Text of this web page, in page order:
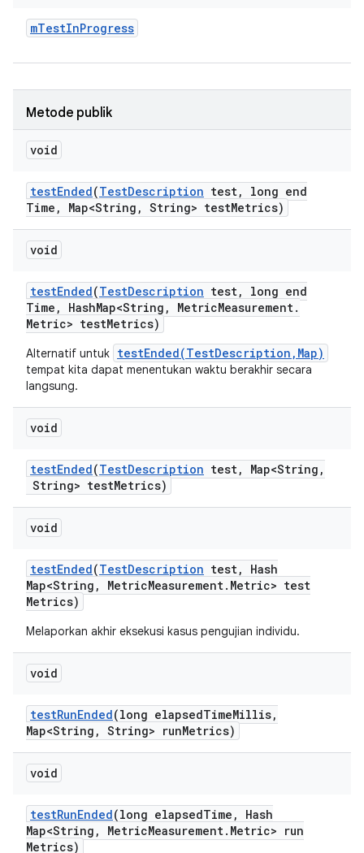
mTestInProgress
Metode publik
void
testEnded(TestDescription test,
long end
Time , Map<String , String> testMetrics)
void
testEnded(TestDescription test,
long end
Time , HashMap<String , MetricMeasurement.
Metric> testMetrics)
Alternatif untuk testEnded(TestDescription,Map)
tempat kita dapat menentukan waktu berakhir secara
langsung.
void
testEnded(TestDescription test, Map<String ,
String> testMetrics)
void
testEnded(TestDescription test,
Hash
Map<String , MetricMeasurement. Metric> test
Metrics)
Melaporkan akhir eksekusi kasus pengujian individu.
void
testRunEnded(long elapsedTimeMillis,
Map<String , String> runMetrics)
void
testRunEnded(long elapsedTime ,
Hash
Map<String , MetricMeasurement. Metric> run
Metrics)